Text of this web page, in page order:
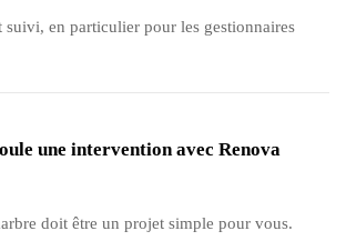
en particulier pour les gestionnaires
une intervention avec Renova
doit être un projet simple pour vous.